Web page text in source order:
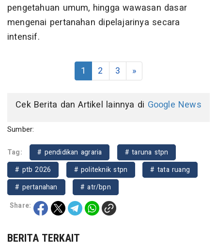
pengetahuan umum, hingga wawasan dasar
mengenai pertanahan dipelajarinya secara
intensif.
1 2 3 »
Cek Berita dan Artikel lainnya di Google News
Sumber:
Tag: # pendidikan agraria
# taruna stpn
# ptb 2026
# politeknik stpn
# tata ruang
# pertanahan
# atr/bpn
Share:
BERITA TERKAIT